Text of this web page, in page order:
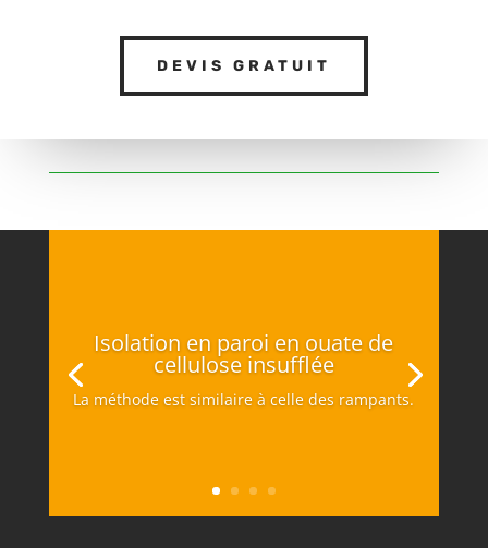
DEVIS GRATUIT
Isolation en paroi en ouate de
cellulose insufflée
La méthode est similaire à celle des rampants.